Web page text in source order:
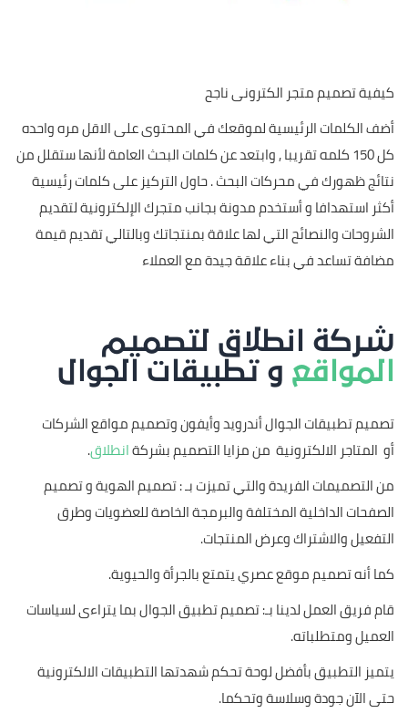
كيفية تصميم متجر الكترونى ناجح
أضف الكلمات الرئيسية لموقعك في المحتوى على الاقل مره واحده
كل 150 كلمه تقريبا , وابتعد عن كلمات البحث العامة لأنها ستقلل من
نتائج ظهورك في محركات البحث . حاول التركيز على كلمات رئيسية
أكثر استهدافا و أستخدم مدونة بجانب متجرك الإلكترونية لتقديم
الشروحات والنصائح التي لها علاقة بمنتجاتك وبالتالي تقديم قيمة
مضافة تساعد في بناء علاقة جيدة مع العملاء
شركة انطلاق لتصميم
المواقع و تطبيقات الجوال
تصميم تطبيقات الجوال أندرويد وأيفون وتصميم مواقع الشركات
أو المتاجر الالكترونية من مزايا التصميم بشركةانطلاق.
من التصميمات الفريدة والتي تميزت بـ : تصميم الهوية و تصميم
الصفحات الداخلية المختلفة والبرمجة الخاصة للعضويات وطرق
التفعيل والاشتراك وعرض المنتجات.
كما أنه تصميم موقع عصري يتمتع بالجرأة والحيوية.
قام فريق العمل لدينا بـ: تصميم تطبيق الجوال بما يتراءى لسياسات
العميل ومتطلباته.
يتميز التطبيق بأفضل لوحة تحكم شهدتها التطبيقات الالكترونية
حتى الآن جودة وسلاسة وتحكما.